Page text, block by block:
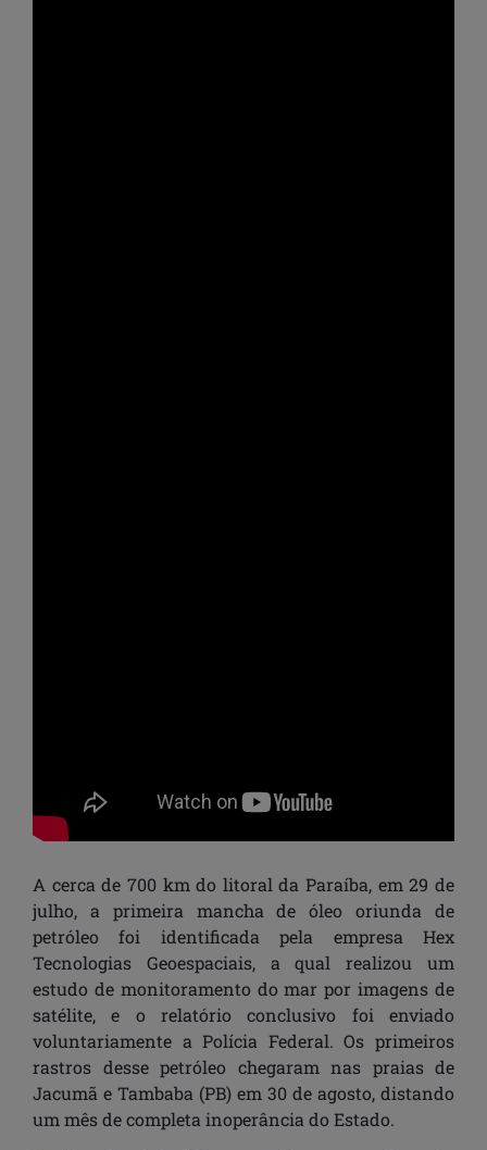
A cerca de 700 km do litoral da Paraíba, em 29 de
julho, a primeira mancha de óleo oriunda de
petróleo foi identificada pela empresa Hex
Tecnologias Geoespaciais, a qual realizou um
estudo de monitoramento do mar por imagens de
satélite, e o relatório conclusivo foi enviado
voluntariamente a Polícia Federal.Os primeiros
rastros desse petróleo chegaram nas praias de
Jacumã e Tambaba (PB) em 30 de agosto, distando
um mês de completa inoperância do Estado.